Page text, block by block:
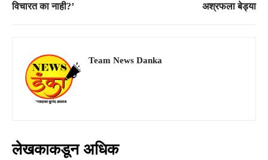
विचारत का नाही?’
अश्रफला बेड्या
Team News Danka
लेखकाकडून अधिक